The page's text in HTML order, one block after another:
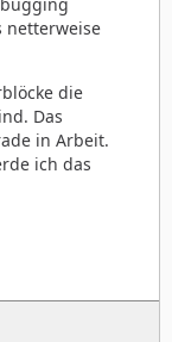
netterweise
die
Das
in Arbeit.
ich das